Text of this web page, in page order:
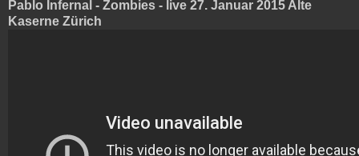
Pablo Infernal - Zombies - live 27. Januar 2015 Alte
Kaserne Zürich